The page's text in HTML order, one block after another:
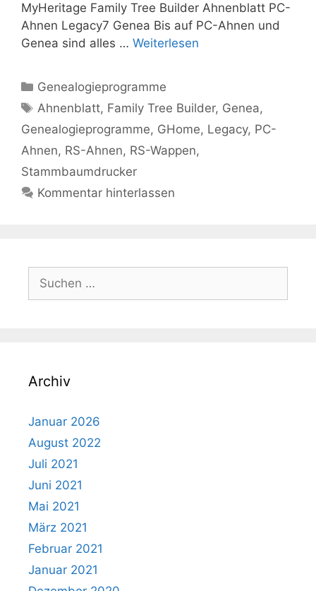
MyHeritage Family Tree Builder Ahnenblatt PC-
Ahnen Legacy7 Genea Bis auf PC-Ahnen und
Genea sind alles … Weiterlesen
Kategorien
Genealogieprogramme
Schlagwörter
Ahnenblatt, Family Tree Builder, Genea,
Genealogieprogramme, GHome, Legacy, PC-
Ahnen, RS-Ahnen, RS-Wappen,
Stammbaumdrucker
Kommentar hinterlassen
Suchen
nach:
Archiv
Januar 2026
August 2022
Juli 2021
Juni 2021
Mai 2021
März 2021
Februar 2021
Januar 2021